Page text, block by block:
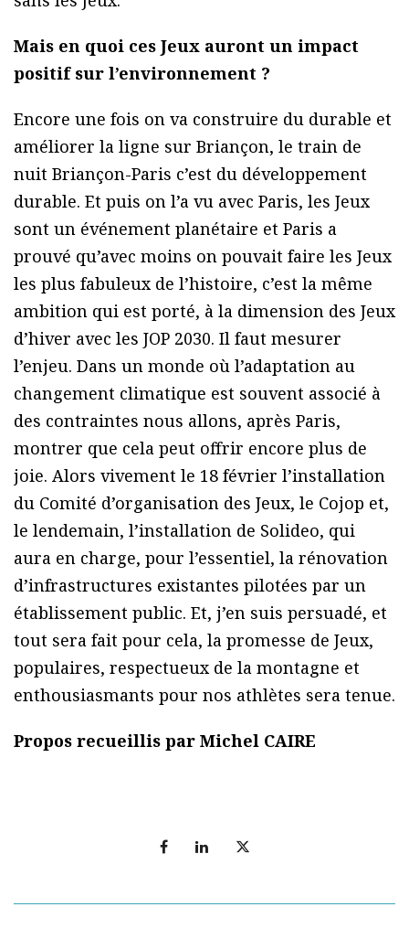
Mais en quoi ces Jeux auront un impact
positif sur l’environnement ?
Encore une fois on va construire du durable et
améliorer la ligne sur Briançon, le train de
nuit Briançon-Paris c’est du développement
durable. Et puis on l’a vu avec Paris, les Jeux
sont un événement planétaire et Paris a
prouvé qu’avec moins on pouvait faire les Jeux
les plus fabuleux de l’histoire, c’est la même
ambition qui est porté, à la dimension des Jeux
d’hiver avec les JOP 2030. Il faut mesurer
l’enjeu. Dans un monde où l’adaptation au
changement climatique est souvent associé à
des contraintes nous allons, après Paris,
montrer que cela peut offrir encore plus de
joie. Alors vivement le 18 février l’installation
du Comité d’organisation des Jeux, le Cojop et,
le lendemain, l’installation de Solideo, qui
aura en charge, pour l’essentiel, la rénovation
d’infrastructures existantes pilotées par un
établissement public. Et, j’en suis persuadé, et
tout sera fait pour cela, la promesse de Jeux,
populaires, respectueux de la montagne et
enthousiasmants pour nos athlètes sera tenue.
Propos recueillis par Michel CAIRE